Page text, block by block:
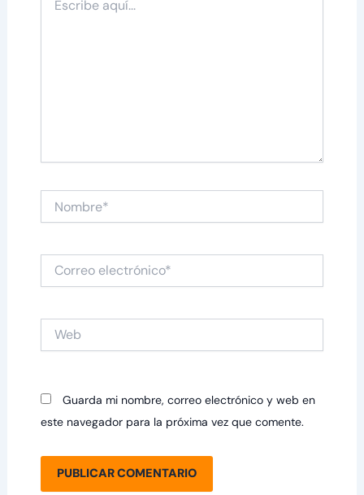
aquí...
Correo
electrónico*
Guarda mi nombre, correo electrónico y web en
este navegador para la próxima vez que comente.